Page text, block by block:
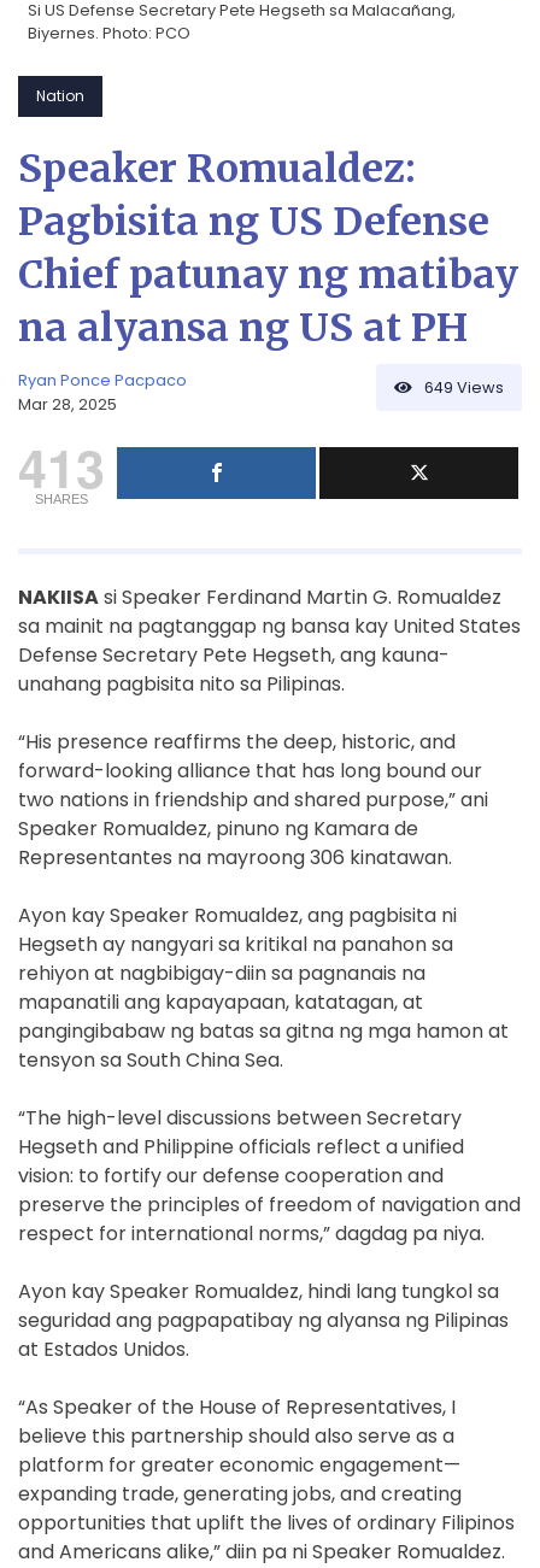
Si US Defense Secretary Pete Hegseth sa Malacañang,
Biyernes. Photo: PCO
Nation
Speaker Romualdez:
Pagbisita ng US Defense
Chief patunay ng matibay
na alyansa ng US at PH
Ryan Ponce Pacpaco
Mar 28, 2025
649 Views
413
SHARES
NAKIISAsi Speaker Ferdinand Martin G. Romualdez
sa mainit na pagtanggap ng bansa kay United States
Defense Secretary Pete Hegseth, ang kauna-
unahang pagbisita nito sa Pilipinas.
“His presence reaffirms the deep, historic, and
forward-looking alliance that has long bound our
two nations in friendship and shared purpose,” ani
Speaker Romualdez, pinuno ng Kamara de
Representantes na mayroong 306 kinatawan.
Ayon kay Speaker Romualdez, ang pagbisita ni
Hegseth ay nangyari sa kritikal na panahon sa
rehiyon at nagbibigay-diin sa pagnanais na
mapanatili ang kapayapaan, katatagan, at
pangingibabaw ng batas sa gitna ng mga hamon at
tensyon sa South China Sea.
“The high-level discussions between Secretary
Hegseth and Philippine officials reflect a unified
vision: to fortify our defense cooperation and
preserve the principles of freedom of navigation and
respect for international norms,” dagdag pa niya.
Ayon kay Speaker Romualdez, hindi lang tungkol sa
seguridad ang pagpapatibay ng alyansa ng Pilipinas
at Estados Unidos.
“As Speaker of the House of Representatives, I
believe this partnership should also serve as a
platform for greater economic engagement—
expanding trade, generating jobs, and creating
opportunities that uplift the lives of ordinary Filipinos
and Americans alike,” diin pa ni Speaker Romualdez.